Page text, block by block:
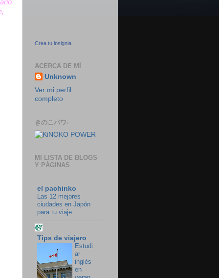
Crea tu insignia
ACERCA DE MÍ
Unknown
Ver mi perfil
completo
きのこパワ-
MI LISTA DE BLOGS
Y PÁGINAS
el pachinko
Las 12 mejores
ciudades en Japón
para tu viaje
Tips de viajero
Estudi
ar
inglés
en